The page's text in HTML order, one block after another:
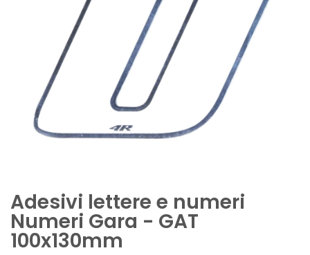
Adesivi lettere e numeri
Numeri Gara - GAT
100x130mm